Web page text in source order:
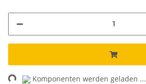
Komponenten werden geladen ...